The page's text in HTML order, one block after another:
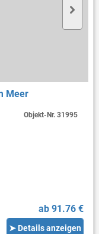
Meer
ab 91.76 €
➤ Details anzeigen
Objekt-Nr.31995